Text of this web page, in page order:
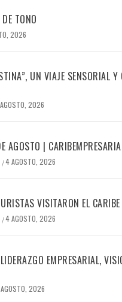
TONO
2026
UN VIAJE SENSORIAL
2026
AGOSTO |
/4 AGOSTO, 2026
VISITARON EL
/4 AGOSTO, 2026
EMPRESARIAL,
2026